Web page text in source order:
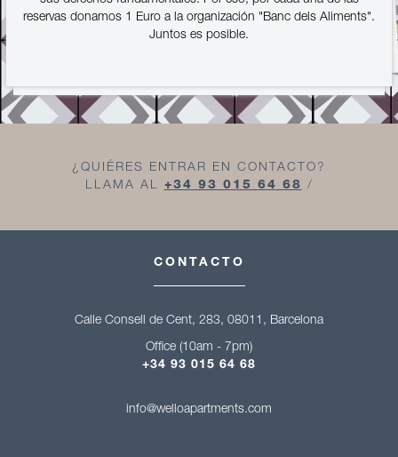
reservas donamos 1 Euro a la organización "Banc dels Aliments".
Juntos es posible.
¿QUIÉRES ENTRAR EN CONTACTO?
LLAMA AL +34 93 015 64 68 /
CONTACTO
Calle Consell de Cent, 283, 08011, Barcelona
Office (10am - 7pm)
+34 93 015 64 68
info@welloapartments.com